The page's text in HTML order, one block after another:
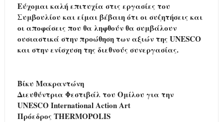
Εύχομαι καλή επιτυχία στις εργασίες του
Συμβουλίου και είμαι βέβαιη ότι οι συζητήσεις και
οι αποφάσεις που θα ληφθούν θα συμβάλουν
ουσιαστικά στην προώθηση των αξιών της UNESCO
και στην ενίσχυση της διεθνούς συνεργασίας.
Βίκυ Μακραντώνη
Διευθύντρια Φεστιβάλ του Ομίλου για την
UNESCO International Action Art
Πρόεδρος THERMOPOLIS